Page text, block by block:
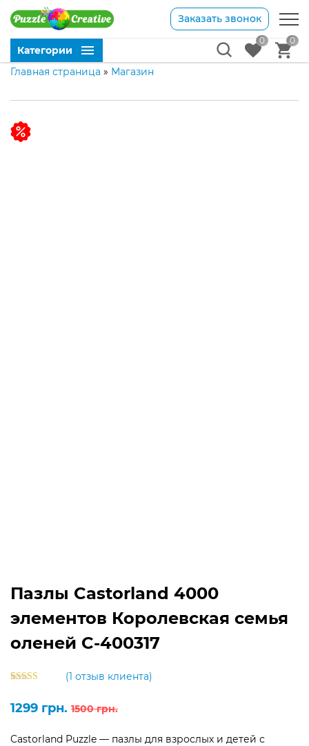
Заказать звонок
Категории
0 0
Главная страница » Магазин
Пазлы Castorland 4000
элементов Королевская семья
оленей C-400317
основе
(1 отзыв клиента)
1500грн.
Первоначальная
составляла
1299 грн.
Текущая
1299 грн..
Castorland Puzzle — пазлы для взрослых и детей с